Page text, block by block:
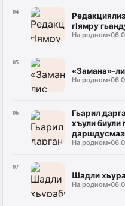
04
гIямру
На родном•
05
«Замана»-
На родном•
06
Гьарил
хъули биули
На родном•
07
Шадли
На родном•